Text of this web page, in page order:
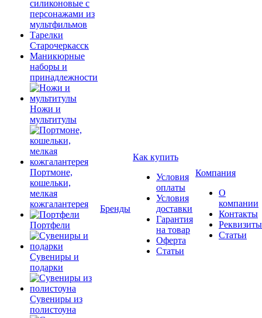
силиконовые с
персонажами из
мультфильмов
Тарелки
Старочеркасск
Маникюрные
наборы и
принадлежности
Ножи и
мультитулы
Портмоне,
кошельки,
мелкая
кожгалантерея
Портфели
Сувениры и
подарки
Сувениры из
полистоуна
Бренды
Как купить
Условия
оплаты
Условия
доставки
Гарантия
на товар
Оферта
Статьи
Компания
О
компании
Контакты
Реквизиты
Статьи